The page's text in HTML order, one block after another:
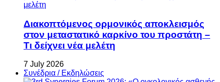
Διακοπτόμενος ορμονικός αποκλεισμός
στον μεταστατικό καρκίνο του προστάτη –
Τι δείχνει νέα μελέτη
7 July 2026
Συνέδρια / Εκδηλώσεις